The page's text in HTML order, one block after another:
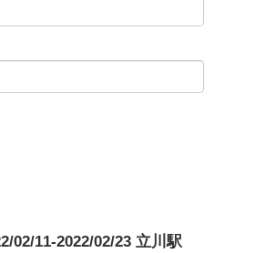
02/11-2022/02/23 立川駅